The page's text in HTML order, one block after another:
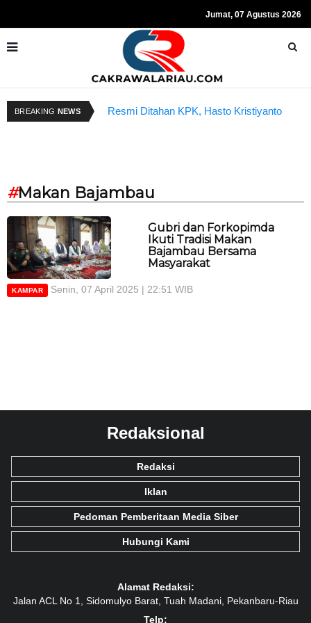
Jumat, 07 Agustus 2026
BREAKING NEWS
Vs Bahrain
Resmi Ditahan KPK, Hasto Kristiyanto
#Makan Bajambau
Gubri dan Forkopimda
Ikuti Tradisi Makan
Bajambau Bersama
Masyarakat
KAMPAR Senin, 07 April 2025 | 22:51 WIB
Redaksional
Redaksi
Iklan
Pedoman Pemberitaan Media Siber
Hubungi Kami
Alamat Redaksi:
Jalan ACL No 1, Sidomulyo Barat, Tuah Madani, Pekanbaru-Riau
Telp: